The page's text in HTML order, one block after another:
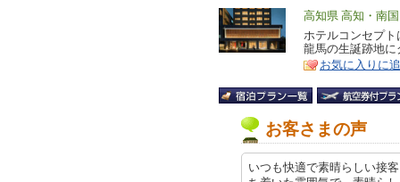
エ
リ
ア
高知県 高知・南
特
徴
ホテルコンセプ
龍馬の生誕跡地
お気に入りに
お客さまの声
いつも快適で素晴らしい接